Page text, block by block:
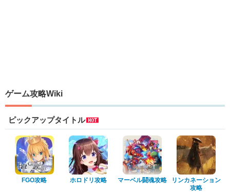
ゲーム攻略Wiki
ピックアップタイトル
FGO攻略 ホロドリ攻略 マーベル闘魂攻略
リンカネーション
攻略